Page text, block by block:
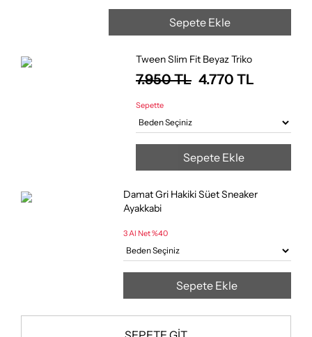
Sepete Ekle
Tween Slim Fit Beyaz Triko
7.950TL 4.770 TL
Sepette
Sepete Ekle
Damat Gri Hakiki Süet Sneaker
Ayakkabi
3 Al Net %40
Sepete Ekle